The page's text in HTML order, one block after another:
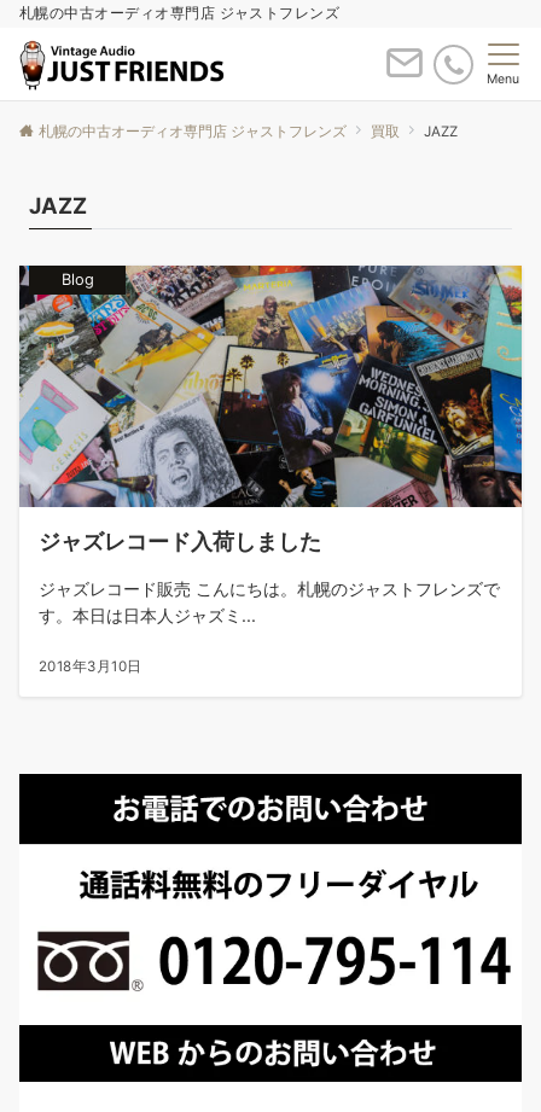
札幌の中古オーディオ専門店 ジャストフレンズ
Menu
札幌の中古オーディオ専門店 ジャストフレンズ 買取 JAZZ
JAZZ
Blog
ジャズレコード入荷しました
ジャズレコード販売 こんにちは。札幌のジャストフレンズで
す。本日は日本人ジャズミ...
2018年3月10日